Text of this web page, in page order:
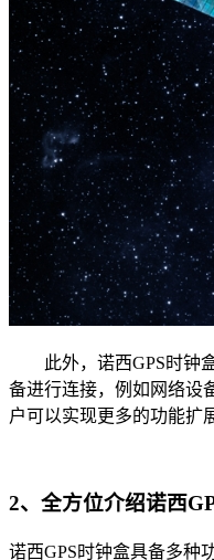
此外，诺西GPS时钟盒
备进行连接，例如网络设
户可以实现更多的功能扩
2、全方位介绍诺西
诺西GPS时钟盒具备多种